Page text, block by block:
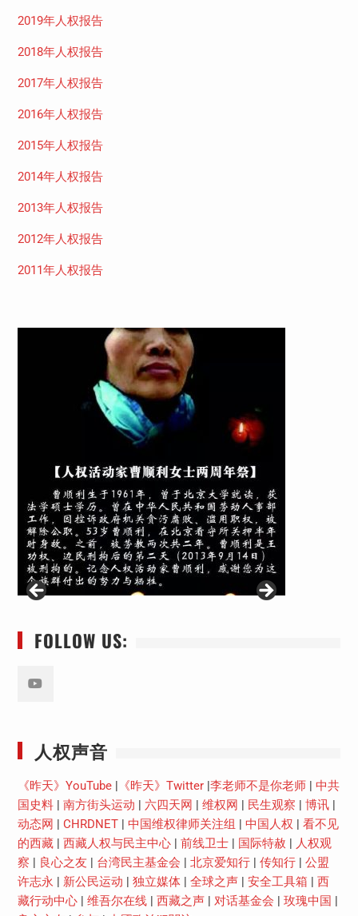
2019年人权报告
2018年人权报告
2017年人权报告
2016年人权报告
2015年人权报告
2014年人权报告
2013年人权报告
2012年人权报告
2011年人权报告
FOLLOW US:
人权声音
《昨天》YouTube| 《昨天》Twitter| 李老师不是你老师| 中共
国史料| 南方街头运动 六四天网 维权网 民生观察 博讯|
动态网
CHRDNET| 中国维权律师关注组 中国人权
看不见
的西藏| 西藏人权与民主中心| 前线卫士| 国际特赦
人权观
察
良心之友 台湾民主基金会 北京爱知行| 传知行| 公盟
许志永
新公民运动 独立媒体| 全球之声| 安全工具箱
西
藏行动中心| 维吾尔在线| 西藏之声| 对话基金会 玫瑰中国